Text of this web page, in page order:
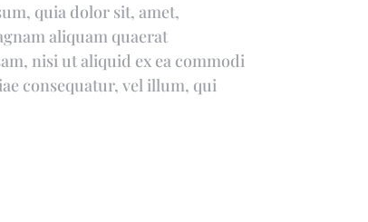
quia dolor sit, amet,
aliquam quaerat
nisi ut aliquid ex ea commodi
consequatur, vel illum, qui